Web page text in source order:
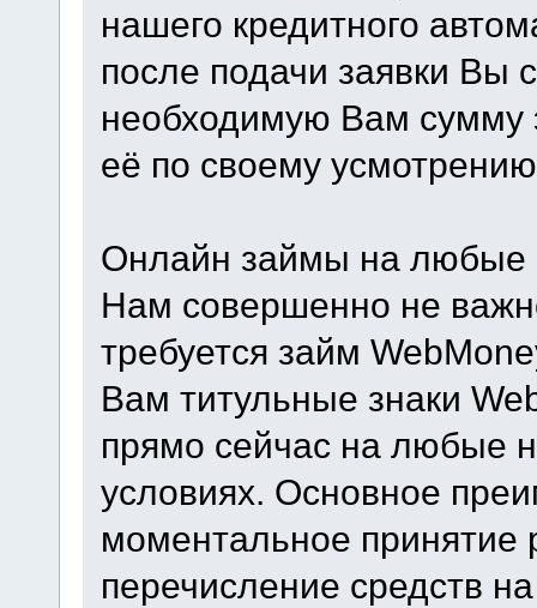
нашего кредитного
после подачи заявки Вы
необходимую Вам сумму
её по своему
Онлайн займы на любые
Нам совершенно не
требуется займ
Вам титульные знаки
прямо сейчас на любые
условиях. Основное
моментальное принятие
перечисление средств